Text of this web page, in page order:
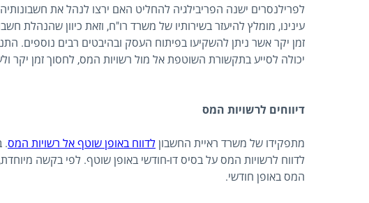
לפרילנסרים ישנה הפריבילגיה להחליט האם ירצו לנהל את
עינינו, מומלץ להיעזר בשירותיו של משרד רו"ח, וזאת כיוון שהנהלת
זמן יקר אשר ניתן להשקיעו בפיתוח העסק ובהיבטים רבים נוספים.
יכולה לסייע בתקשורת השוטפת אל מול רשויות המס, לחסוך זמן יקר
דיווחים לרשויות המס
מתפקידו של משרד ראיית החשבון לדווח באופן שוטף אל רשויות המס.
לדווח לרשויות המס על בסיס דו-חודשי באופן שוטף. לפי בקשה
המס באופן חודשי.